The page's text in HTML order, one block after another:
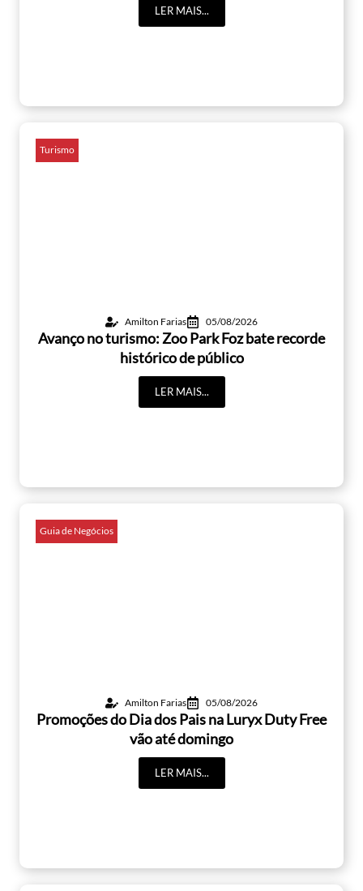
LER MAIS...
Turismo
Amilton Farias 05/08/2026
Avanço no turismo: Zoo Park Foz bate recorde
histórico de público
LER MAIS...
Guia de Negócios
Amilton Farias 05/08/2026
Promoções do Dia dos Pais na Luryx Duty Free
vão até domingo
LER MAIS...